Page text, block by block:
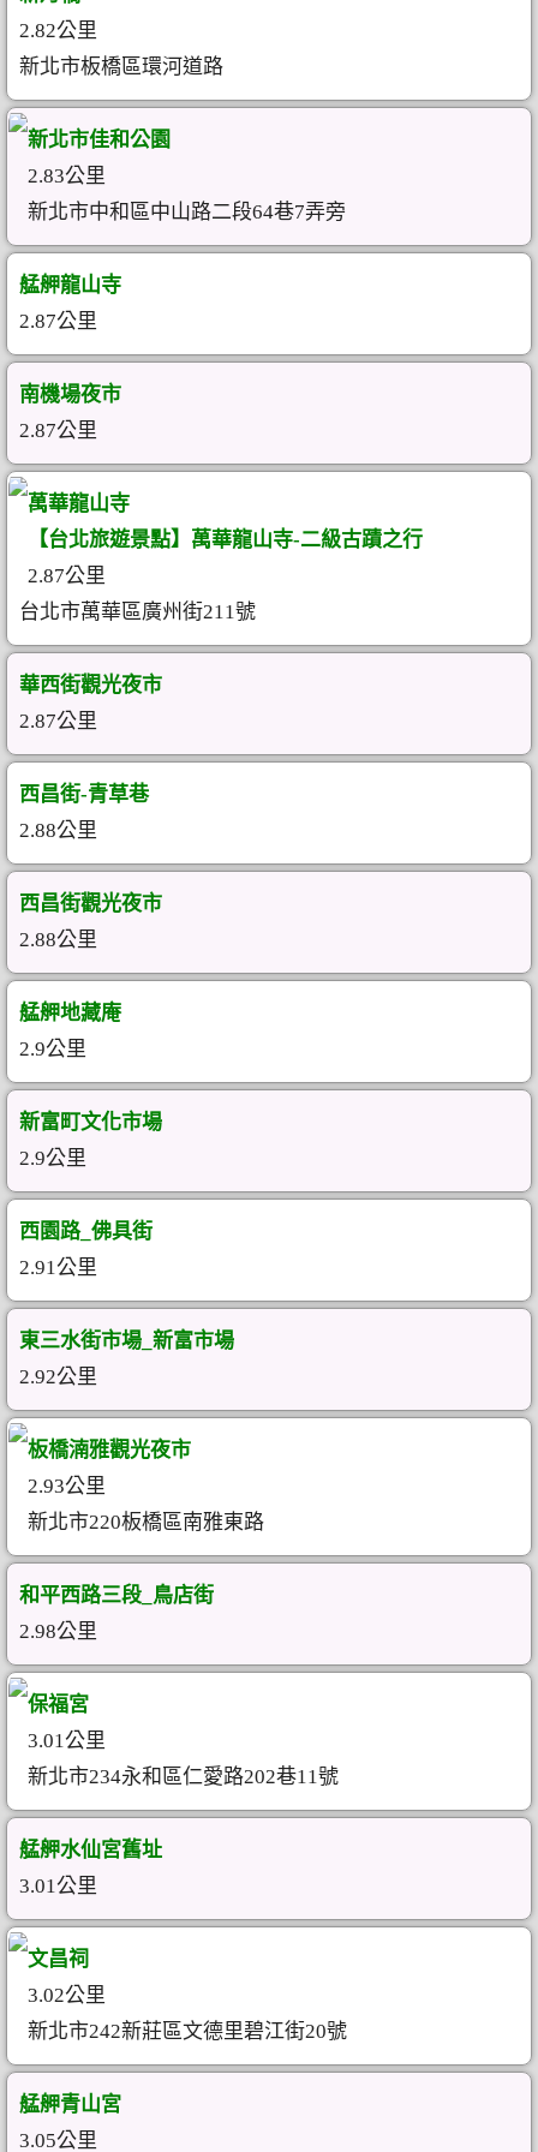
2.82公里
新北市板橋區環河道路
新北市佳和公園
2.83公里
新北市中和區中山路二段64巷7弄旁
艋舺龍山寺
2.87公里
南機場夜市
2.87公里
萬華龍山寺
【台北旅遊景點】萬華龍山寺-二級古蹟之行
2.87公里
台北市萬華區廣州街211號
華西街觀光夜市
2.87公里
西昌街-青草巷
2.88公里
西昌街觀光夜市
2.88公里
艋舺地藏庵
2.9公里
新富町文化市場
2.9公里
西園路_佛具街
2.91公里
東三水街市場_新富市場
2.92公里
板橋湳雅觀光夜市
2.93公里
新北市220板橋區南雅東路
和平西路三段_鳥店街
2.98公里
保福宮
3.01公里
新北市234永和區仁愛路202巷11號
艋舺水仙宮舊址
3.01公里
文昌祠
3.02公里
新北市242新莊區文德里碧江街20號
艋舺青山宮
3.05公里